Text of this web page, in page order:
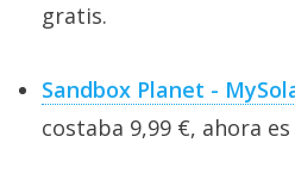
gratis.
Sandbox Planet -
costaba 9,99 €, ahora